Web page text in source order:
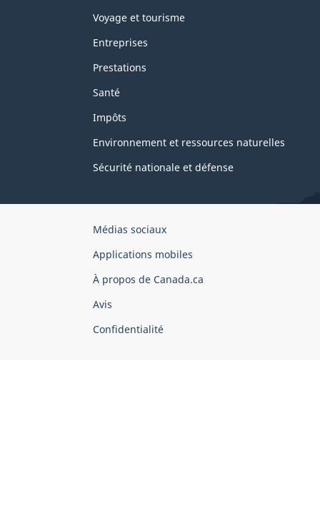
Voyage et tourisme
Entreprises
Prestations
Santé
Impôts
Environnement et ressources naturelles
Sécurité nationale et défense
Organisation
gouvernement
du
Canada
Médias sociaux
Applications mobiles
À propos de Canada.ca
Avis
Confidentialité